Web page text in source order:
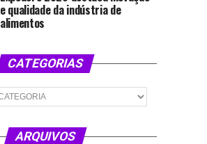
e qualidade da indústria de
alimentos
CATEGORIAS
ARQUIVOS